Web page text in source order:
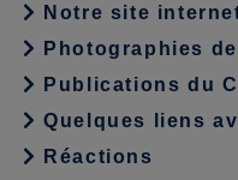
Notre site
Photographies
Publications du
Quelques liens
Réactions